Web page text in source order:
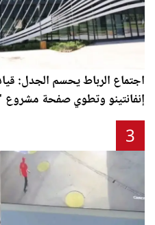
اجتماع الرباط يحسم الجدل:
إنفانتينو وتطوي صفحة
3